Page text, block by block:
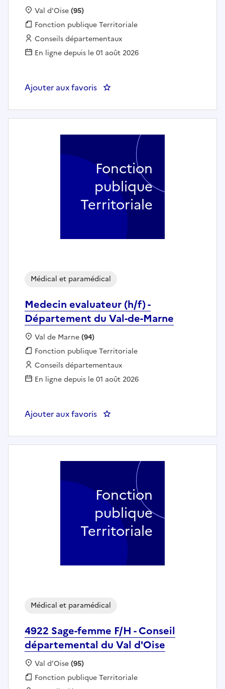
Localisation :
Val d'Oise(95)
Fonction publique :
Fonction publique Territoriale
Employeur :
Conseils départementaux
En ligne depuis le 01 août 2026
Ajouter aux favoris : 105583 - Chargé de
Medecin evaluateur (h/f) -
Département du Val-de-Marne
Médical et paramédical
Localisation :
Val de Marne(94)
Fonction publique :
Fonction publique Territoriale
Employeur :
Conseils départementaux
En ligne depuis le 01 août 2026
Ajouter aux favoris : Medecin evaluateur (h/f) -
Fonction
publique
Territoriale
4922 Sage-femme F/H - Conseil
départemental du Val d'Oise
Médical et paramédical
Localisation :
Val d'Oise(95)
Fonction publique :
Fonction publique Territoriale
Fonction
publique
Territoriale